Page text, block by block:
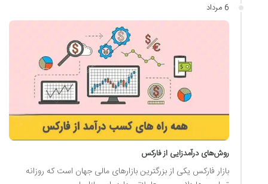
6 مرداد
روش‌های درآمدزایی از فارکس
بازار فارکس یکی از بزرگترین بازارهای مالی جهان است که روزانه